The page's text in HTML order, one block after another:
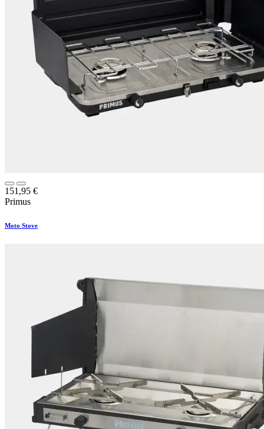
151,95 €
Primus
Moto Stove